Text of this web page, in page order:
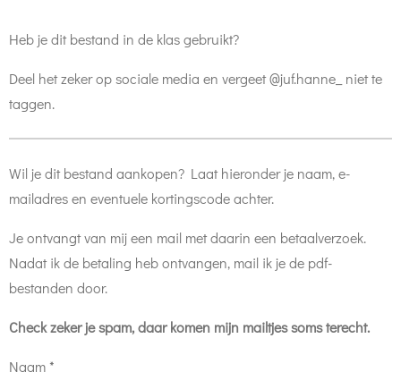
Heb je dit bestand in de klas gebruikt?
Deel het zeker op sociale media en vergeet @juf.hanne_ niet te
taggen.
Wil je dit bestand aankopen? Laat hieronder je naam, e-
mailadres en eventuele kortingscode achter.
Je ontvangt van mij een mail met daarin een betaalverzoek.
Nadat ik de betaling heb ontvangen, mail ik je de pdf-
bestanden door.
Check zeker je spam, daar komen mijn mailtjes soms terecht.
Naam *